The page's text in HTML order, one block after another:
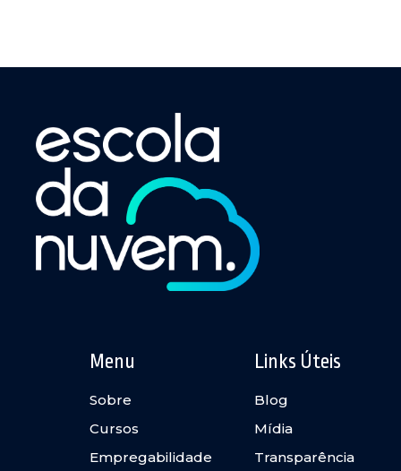
Menu
Sobre
Cursos
Empregabilidade
Links Úteis
Blog
Mídia
Transparência